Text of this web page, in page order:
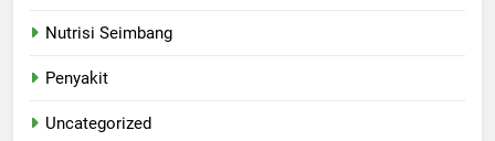
Nutrisi Seimbang
Penyakit
Uncategorized